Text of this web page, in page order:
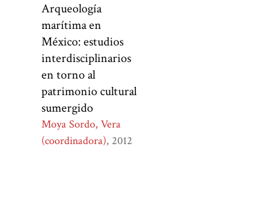
Arqueología
marítima en
México: estudios
interdisciplinarios
en torno al
patrimonio cultural
sumergido
Moya Sordo, Vera
(coordinadora) 2012